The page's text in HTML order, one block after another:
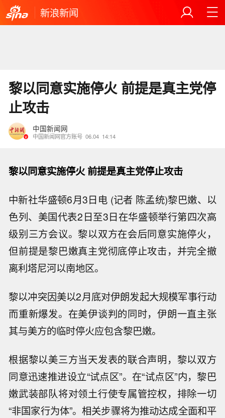
新浪新闻
黎以同意实施停火 前提是真主党停
止攻击
中国新闻网
中国新闻网官方账号 06.04 14:14
黎以同意实施停火 前提是真主党停止攻击
中新社华盛顿6月3日电 (记者 陈孟统)黎巴嫩、以
色列、美国代表2日至3日在华盛顿举行第四次高
级别三方会议。黎以双方在会后同意实施停火，
但前提是黎巴嫩真主党彻底停止攻击，并完全撤
离利塔尼河以南地区。
黎以冲突因美以2月底对伊朗发起大规模军事行动
而重新爆发。在美伊谈判的同时，伊朗一直主张
其与美方的临时停火应包含黎巴嫩。
根据黎以美三方当天发表的联合声明，黎以双方
同意迅速推进设立“试点区”。在“试点区”内，黎巴
嫩武装部队将对领土行使专属管控权，排除一切
“非国家行为体”。相关步骤将为推动达成全面和平